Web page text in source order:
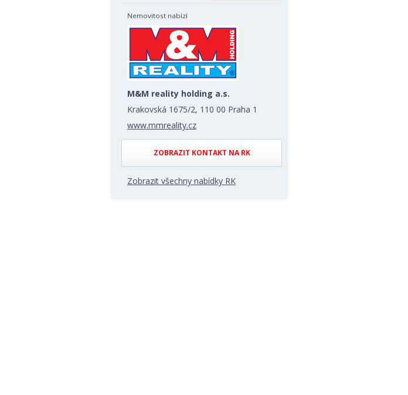
Nemovitost nabízí
M&M reality holding a.s.
Krakovská 1675/2, 110 00 Praha 1
www.mmreality.cz
ZOBRAZIT KONTAKT NA RK
Zobrazit všechny nabídky RK